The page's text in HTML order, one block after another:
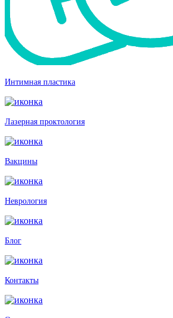
Интимная пластика
Лазерная проктология
Вакцины
Неврология
Блог
Контакты